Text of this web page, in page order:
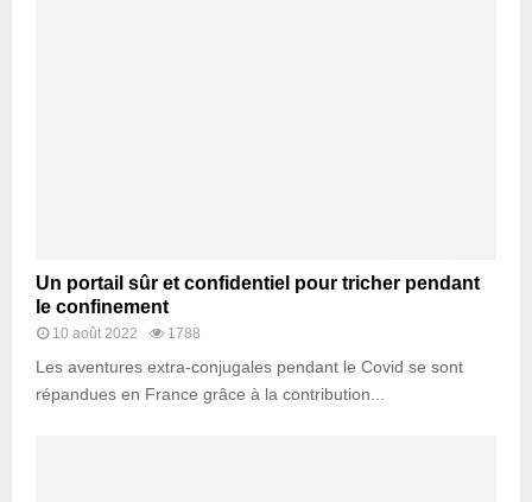
Un portail sûr et confidentiel pour tricher pendant
le confinement
10 août 2022 1788
Les aventures extra-conjugales pendant le Covid se sont
répandues en France grâce à la contribution...